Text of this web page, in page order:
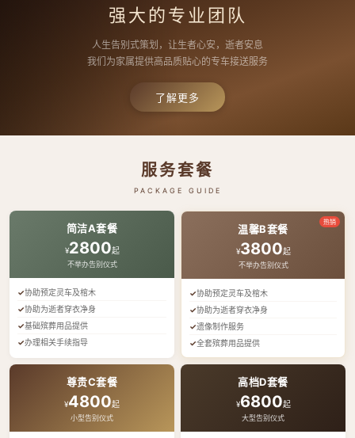
强大的专业团队
人生告别式策划，让生者心安，逝者安息
我们为家属提供高品质贴心的专车接送服务
了解更多
服务套餐
PACKAGE GUIDE
简洁A套餐
¥2800起
不举办告别仪式
协助预定灵车及棺木
协助为逝者穿衣净身
基础殡葬用品提供
办理相关手续指导
热销
温馨B套餐
¥3800起
不举办告别仪式
协助预定灵车及棺木
协助为逝者穿衣净身
遗像制作服务
全套殡葬用品提供
尊贵C套餐
¥4800起
小型告别仪式
高档D套餐
¥6800起
大型告别仪式